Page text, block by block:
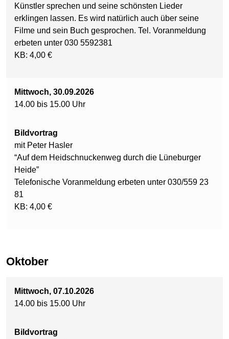
Künstler sprechen und seine schönsten Lieder
erklingen lassen. Es wird natürlich auch über seine
Filme und sein Buch gesprochen. Tel. Voranmeldung
erbeten unter 030 5592381
KB: 4,00 €
Mittwoch, 30.09.2026
14.00 bis 15.00 Uhr
Bildvortrag
mit Peter Hasler
“Auf dem Heidschnuckenweg durch die Lüneburger
Heide”
Telefonische Voranmeldung erbeten unter 030/559 23
81
KB: 4,00 €
Oktober
Mittwoch, 07.10.2026
14.00 bis 15.00 Uhr
Bildvortrag